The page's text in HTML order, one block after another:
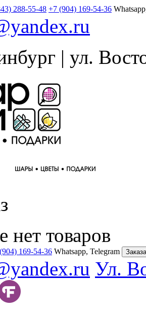
288-55-48 +7 (904) 169-54-36
| ул.
нет товаров
169-54-36 Whatsapp, Telegram
Ул.